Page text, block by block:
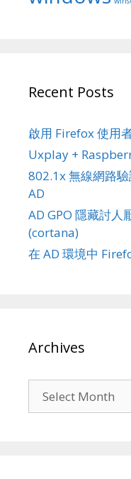
Recent Posts
啟用 Firefox 使用
Uxplay +
802.1x 無線網路
AD
AD GPO 隱藏討人
(cortana)
在 AD 環境中
Archives